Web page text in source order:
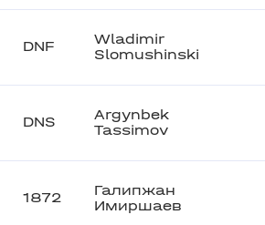
DNF
Wladimir
Slomushinski
DNS
Argynbek
Tassimov
1872
Галипжан
Имиршаев